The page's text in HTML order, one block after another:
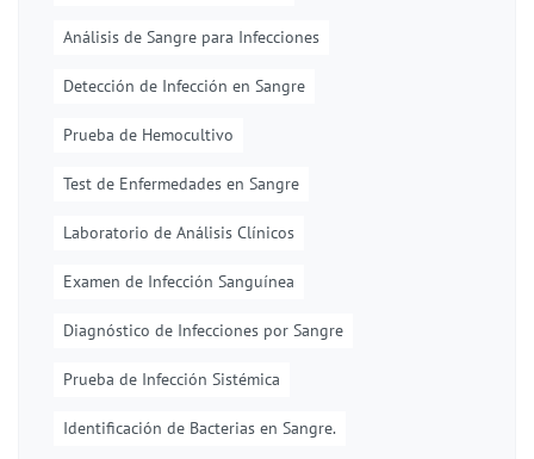
Análisis de Sangre para Infecciones
Detección de Infección en Sangre
Prueba de Hemocultivo
Test de Enfermedades en Sangre
Laboratorio de Análisis Clínicos
Examen de Infección Sanguínea
Diagnóstico de Infecciones por Sangre
Prueba de Infección Sistémica
Identificación de Bacterias en Sangre.